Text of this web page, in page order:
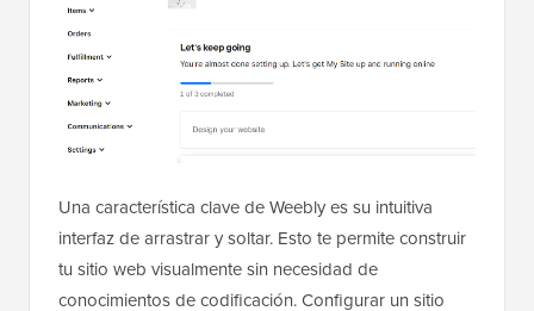
Una característica clave de Weebly es su intuitiva
interfaz de arrastrar y soltar. Esto te permite construir
tu sitio web visualmente sin necesidad de
conocimientos de codificación. Configurar un sitio